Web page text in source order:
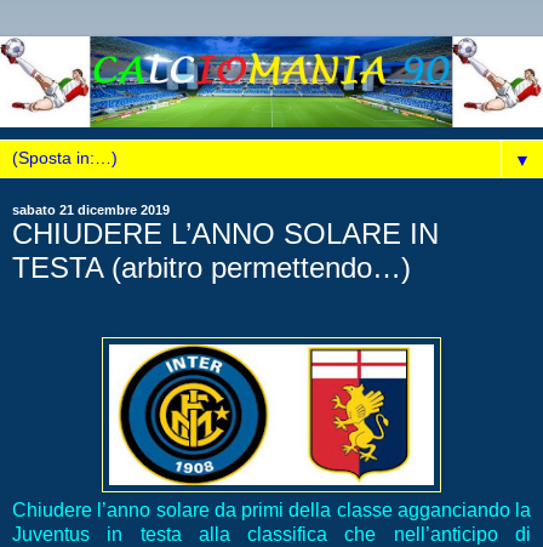
▼
sabato 21 dicembre 2019
CHIUDERE L’ANNO SOLARE IN
TESTA (arbitro permettendo…)
Chiudere l’anno solare da primi della classe agganciando la
Juventus in testa alla classifica che nell’anticipo di